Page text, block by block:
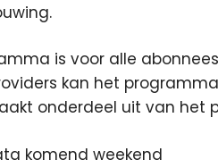
is voor alle
kan het
onderdeel uit van het
komend weekend